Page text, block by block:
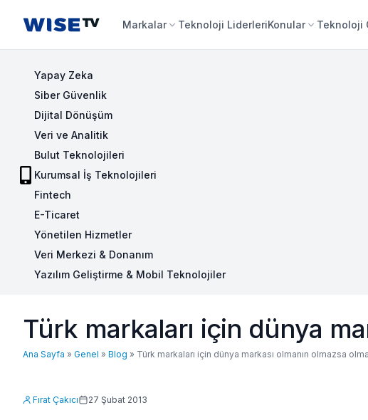
Wise TV Markalar Teknoloji LiderleriKonular Teknoloji
Yapay Zeka
Siber Güvenlik
Dijital Dönüşüm
Veri ve Analitik
Bulut Teknolojileri
Kurumsal İş Teknolojileri
Fintech
E-Ticaret
Yönetilen Hizmetler
Veri Merkezi & Donanım
Yazılım Geliştirme & Mobil Teknolojiler
Türk markaları için dünya
Ana Sayfa » Genel » Blog » Türk markaları için dünya markası olmanın olmazsa
Fırat Çakıcı 27 Şubat 2013